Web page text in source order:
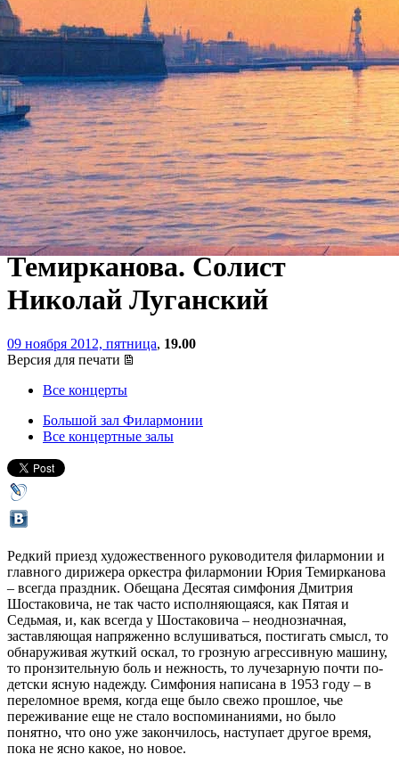
Концерт ЗКР
симфонического оркестра
Петербургской филармонии
под управлением Юрия
Темирканова. Солист
Николай Луганский
09 ноября 2012, пятница, 19.00
Версия для печати
Все концерты
Большой зал Филармонии
Все концертные залы
Редкий приезд художественного руководителя филармонии и
главного дирижера оркестра филармонии Юрия Темирканова
– всегда праздник. Обещана Десятая симфония Дмитрия
Шостаковича, не так часто исполняющаяся, как Пятая и
Седьмая, и, как всегда у Шостаковича – неоднозначная,
заставляющая напряженно вслушиваться, постигать смысл, то
обнаруживая жуткий оскал, то грозную агрессивную машину,
то пронзительную боль и нежность, то лучезарную почти по-
детски ясную надежду. Симфония написана в 1953 году – в
переломное время, когда еще было свежо прошлое, чье
переживание еще не стало воспоминаниями, но было
понятно, что оно уже закончилось, наступает другое время,
пока не ясно какое, но новое.